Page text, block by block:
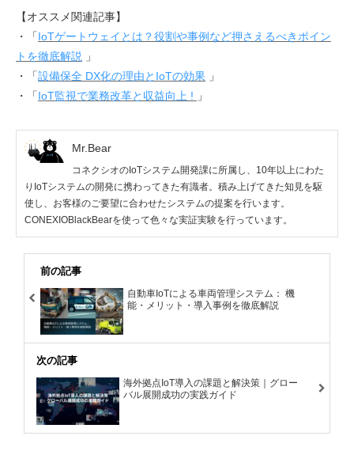
【オススメ関連記事】
・「IoTゲートウェイとは？役割や事例など押さえるべきポイン
トを徹底解説
」
・「設備保全 DX化の理由とIoTの効果 」
・「IoT監視で業務改革と収益向上 ! 」
Mr.Bear
コネクシオのIoTシステム開発課に所属し、10年以上にわた
りIoTシステムの開発に携わってきた有識者。積み上げてきた知見を駆
使し、お客様のご要望に合わせたシステムの提案を行います。
CONEXIOBlackBearを使って色々な実証実験を行っています。
前の記事
自動車IoTによる車両管理システム： 機
能・メリット・導入事例を徹底解説
次の記事
海外拠点IoT導入の課題と解決策｜グロー
バル展開成功の実践ガイド